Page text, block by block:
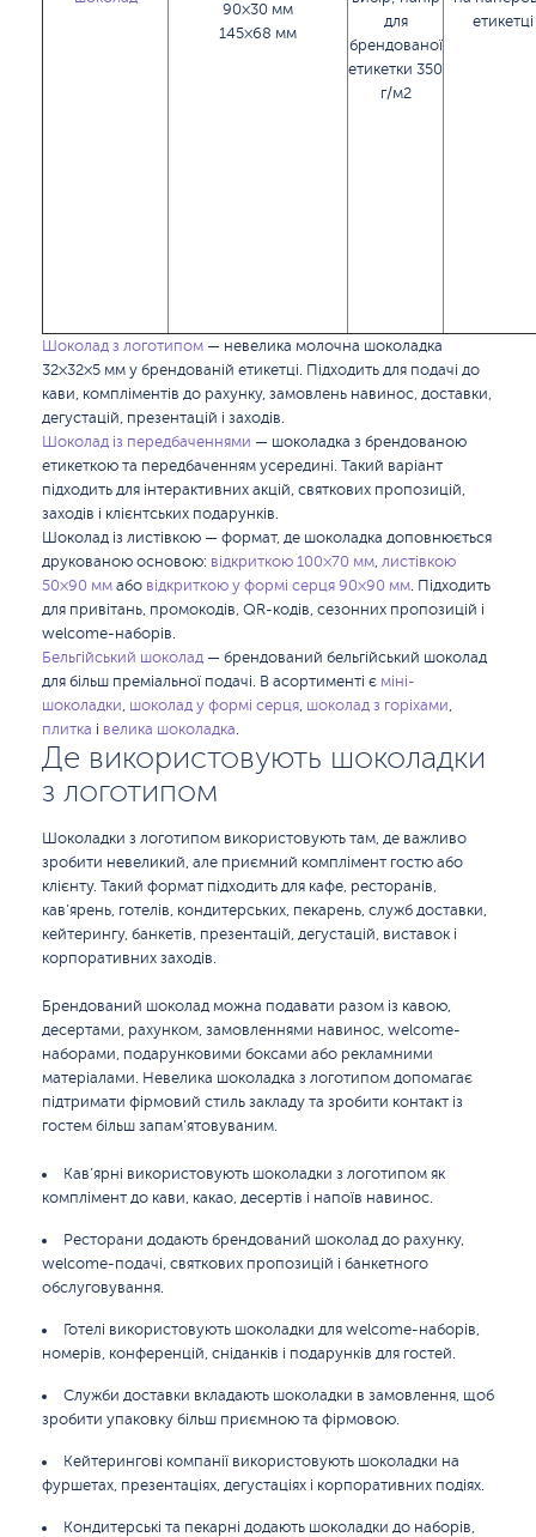
90×30 мм
145×68 мм
для
брендованої
етикетки 350
г/м2
етикетці
Шоколад з логотипом — невелика молочна шоколадка
32×32×5 мм у брендованій етикетці. Підходить для подачі до
кави, компліментів до рахунку, замовлень навинос, доставки,
дегустацій, презентацій і заходів.
Шоколад із передбаченнями — шоколадка з брендованою
етикеткою та передбаченням усередині. Такий варіант
підходить для інтерактивних акцій, святкових пропозицій,
заходів і клієнтських подарунків.
Шоколад із листівкою — формат, де шоколадка доповнюється
друкованою основою: відкриткою 100×70 мм, листівкою
50×90 мм або відкриткою у формі серця 90×90 мм. Підходить
для привітань, промокодів, QR-кодів, сезонних пропозицій і
welcome-наборів.
Бельгійський шоколад — брендований бельгійський шоколад
для більш преміальної подачі. В асортименті є міні-
шоколадки, шоколад у формі серця, шоколад з горіхами,
плитка і велика шоколадка.
Де використовують шоколадки
з логотипом
Шоколадки з логотипом використовують там, де важливо
зробити невеликий, але приємний комплімент гостю або
клієнту. Такий формат підходить для кафе, ресторанів,
кав’ярень, готелів, кондитерських, пекарень, служб доставки,
кейтерингу, банкетів, презентацій, дегустацій, виставок і
корпоративних заходів.
Брендований шоколад можна подавати разом із кавою,
десертами, рахунком, замовленнями навинос, welcome-
наборами, подарунковими боксами або рекламними
матеріалами. Невелика шоколадка з логотипом допомагає
підтримати фірмовий стиль закладу та зробити контакт із
гостем більш запам’ятовуваним.
Кав’ярні використовують шоколадки з логотипом як
комплімент до кави, какао, десертів і напоїв навинос.
Ресторани додають брендований шоколад до рахунку,
welcome-подачі, святкових пропозицій і банкетного
обслуговування.
Готелі використовують шоколадки для welcome-наборів,
номерів, конференцій, сніданків і подарунків для гостей.
Служби доставки вкладають шоколадки в замовлення, щоб
зробити упаковку більш приємною та фірмовою.
Кейтерингові компанії використовують шоколадки на
фуршетах, презентаціях, дегустаціях і корпоративних подіях.
Кондитерські та пекарні додають шоколадки до наборів,